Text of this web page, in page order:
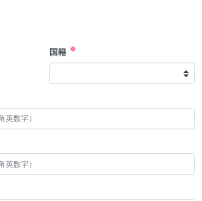
国籍